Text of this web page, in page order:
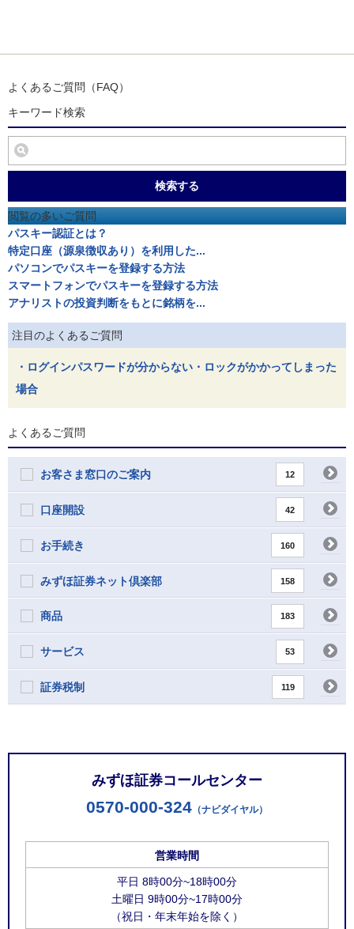
よくあるご質問（FAQ）
キーワード検索
検索する
閲覧の多いご質問
パスキー認証とは？
特定口座（源泉徴収あり）を利用した...
パソコンでパスキーを登録する方法
スマートフォンでパスキーを登録する方法
アナリストの投資判断をもとに銘柄を...
注目のよくあるご質問
・ログインパスワードが分からない・ロックがかかってしまった
場合
よくあるご質問
お客さま窓口のご案内 12
口座開設 42
お手続き 160
みずほ証券ネット倶楽部 158
商品 183
サービス 53
証券税制 119
みずほ証券コールセンター
0570-000-324 （ナビダイヤル）
営業時間
平日 8時00分~18時00分
土曜日 9時00分~17時00分
（祝日・年末年始を除く）